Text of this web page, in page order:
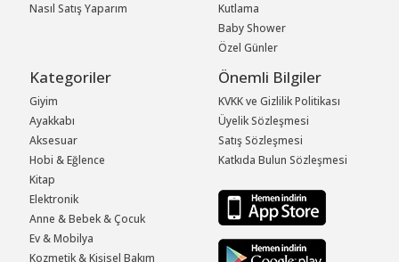
Nasıl Satış Yaparım
Kutlama
Baby Shower
Özel Günler
Kategoriler
Giyim
Ayakkabı
Aksesuar
Hobi & Eğlence
Kitap
Elektronik
Anne & Bebek & Çocuk
Ev & Mobilya
Kozmetik & Kişisel Bakım
Önemli Bilgiler
KVKK ve Gizlilik Politikası
Üyelik Sözleşmesi
Satış Sözleşmesi
Katkıda Bulun Sözleşmesi